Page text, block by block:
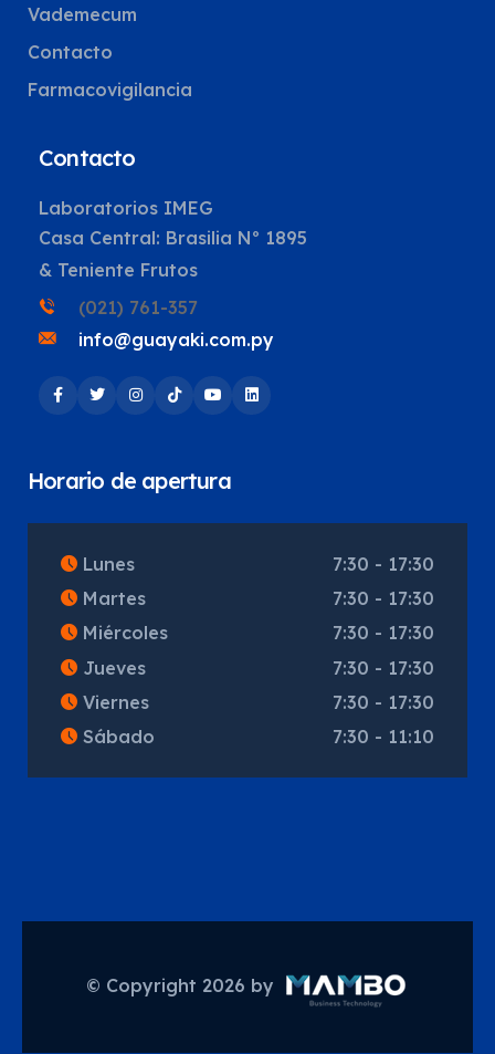
Vademecum
Contacto
Farmacovigilancia
Contacto
Laboratorios IMEG
Casa Central: Brasilia Nº 1895
& Teniente Frutos
(021) 761-357
info@guayaki.com.py
Horario de apertura
Lunes
7:30 - 17:30
Martes
7:30 - 17:30
Miércoles
7:30 - 17:30
Jueves
7:30 - 17:30
Viernes
7:30 - 17:30
Sábado
7:30 - 11:10
© Copyright 2026 by